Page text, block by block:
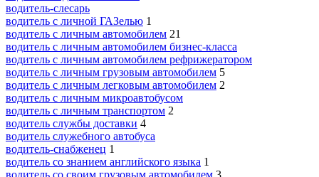
водитель-слесарь
водитель с личной ГАЗелью 1
водитель с личным автомобилем 21
водитель с личным автомобилем бизнес-класса
водитель с личным автомобилем рефрижератором
водитель с личным грузовым автомобилем 5
водитель с личным легковым автомобилем 2
водитель с личным микроавтобусом
водитель с личным транспортом 2
водитель службы доставки 4
водитель служебного автобуса
водитель-снабженец 1
водитель со знанием английского языка 1
водитель со своим грузовым автомобилем 3